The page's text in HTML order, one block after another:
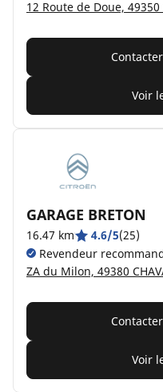
12 Route de Doue, 49350
Voir
GARAGE BRETON
16.47 km 4.6/5(25)
Revendeur
ZA du Milon, 49380
Voir